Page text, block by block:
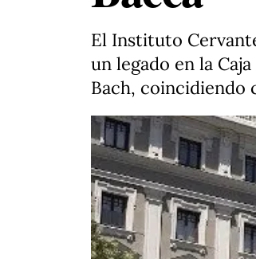
El Instituto
un legado en la
Bach, coincidiendo